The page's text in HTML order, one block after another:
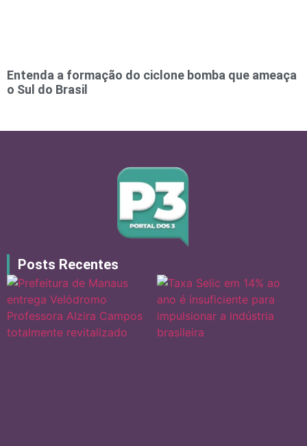
Entenda a formação do ciclone bomba que ameaça
o Sul do Brasil
Posts Recentes